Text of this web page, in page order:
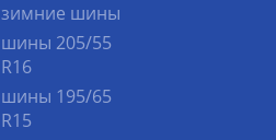
зимние шины
шины 205/55
R16
шины 195/65
R15